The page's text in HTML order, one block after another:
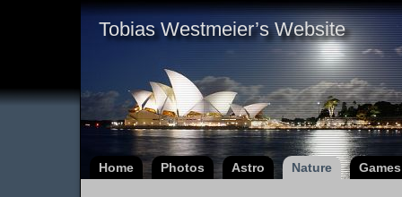
Tobias Westmeier’s Website
Home Photos Astro Nature Games